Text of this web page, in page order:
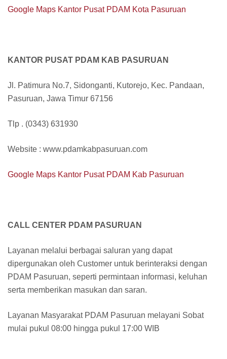
Google Maps Kantor Pusat PDAM Kota Pasuruan
KANTOR PUSAT PDAM KAB PASURUAN
Jl. Patimura No.7, Sidonganti, Kutorejo, Kec. Pandaan,
Pasuruan, Jawa Timur 67156
Tlp . (0343) 631930
Website : www.pdamkabpasuruan.com
Google Maps Kantor Pusat PDAM Kab Pasuruan
CALL CENTER PDAM PASURUAN
Layanan melalui berbagai saluran yang dapat
dipergunakan oleh Customer untuk berinteraksi dengan
PDAM Pasuruan, seperti permintaan informasi, keluhan
serta memberikan masukan dan saran.
Layanan Masyarakat PDAM Pasuruan melayani Sobat
mulai pukul 08:00 hingga pukul 17:00 WIB